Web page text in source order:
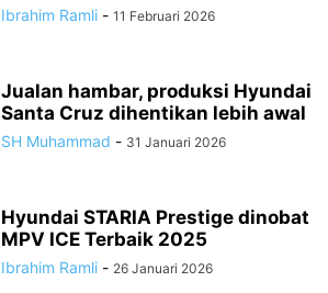
Ibrahim Ramli - 11 Februari 2026
Jualan hambar, produksi Hyundai
Santa Cruz dihentikan lebih awal
SH Muhammad - 31 Januari 2026
Hyundai STARIA Prestige dinobat
MPV ICE Terbaik 2025
Ibrahim Ramli - 26 Januari 2026